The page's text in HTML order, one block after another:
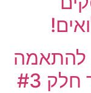
להתאמה
#3